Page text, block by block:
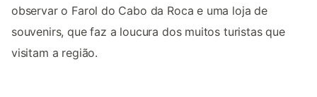
observar o Farol do Cabo da Roca e uma loja de
souvenirs, que faz a loucura dos muitos turistas que
visitam a região.